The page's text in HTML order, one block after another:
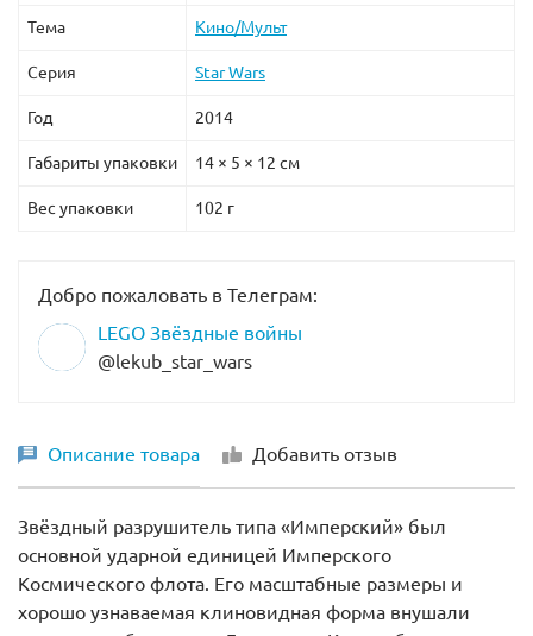
Тема Кино/Мульт
Серия Star Wars
Год 2014
Габариты упаковки 14 × 5 × 12 см
Вес упаковки 102 г
Добро пожаловать в Телеграм:
LEGO Звёздные войны
@lekub_star_wars
Описание товара Добавить отзыв
Звёздный разрушитель типа «Имперский» был
основной ударной единицей Имперского
Космического флота. Его масштабные размеры и
хорошо узнаваемая клиновидная форма внушали